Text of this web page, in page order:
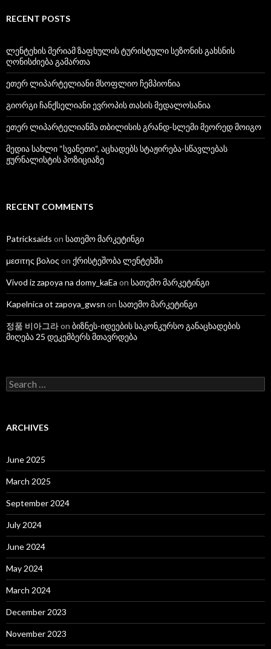
RECENT POSTS
ლენტეხის მერიამ ზაფხულის ტურისტული სეზონის გახსნის
ღონისძიება გამართა
ეთერ ლიპარტელიანი მსოფლიო ჩემპიონია
გიორგი ჩანქსელიანი ევროპის თასის მედალოსანია
ეთერ ლიპარტელიანმა თბილისის გრანდ-სლემი მეორედ მოიგო
მედია სახლი “სვანეთი“, აცხადებს სტაჟირება-სწავლებას
ჟურნალისტის პოზიციაზე
RECENT COMMENTS
Patricksaids on სათემო მარკეტინგი
μεσιτης βολος on ქრისტეშობა ლენტეხში
Vivod iz zapoya na domy_kaEa on სათემო მარკეტინგი
Kapelnica ot zapoya_gwsn on სათემო მარკეტინგი
정품 비아그라on ბიზნეს-იდეების საკონკურსო განაცხადების
მიღება 25 დეკემბერს მთავრდება
S
e
c
o
r
:
ARCHIVES
June 2025
March 2025
September 2024
July 2024
June 2024
May 2024
March 2024
December 2023
November 2023